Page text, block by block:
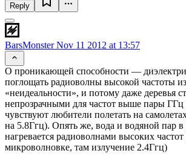
Reply
BarsMonsterNov 11 2012 at 13:57
О проникающей способности —
поглощать радиоволны высокой частоты
«неидеальности», и потому даже деревья
непрозрачными для частот выше пары ГГц
чувствуют любители полетать на
на 5.8Ггц). Опять же, вода и водяной пар в
нагревается радиоволнами высоких частот
микроволновке, там излучение 2.4Ггц)